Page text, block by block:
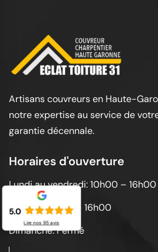
Artisans couvreurs en Haute-
notre expertise au service de
garantie décennale.
Horaires d'ouverture
Lundi au vendredi: 10h00 – 16h00
Samedi: 10h00 – 16h00
Dimanche: Fermé
5.0
Lire nos 95avis